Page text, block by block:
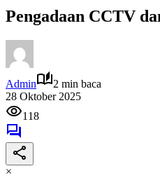
Pengadaan CCTV
Admin
2 min baca
28 Oktober 2025
118
×